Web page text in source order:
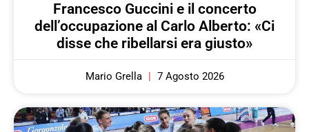
Francesco Guccini e il concerto
dell’occupazione al Carlo Alberto: «Ci
disse che ribellarsi era giusto»
Mario Grella 7 Agosto 2026